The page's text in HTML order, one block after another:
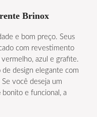
Brinox
e bom preço. Seus
com revestimento
azul e grafite.
design elegante com
você deseja um
bonito e funcional, a